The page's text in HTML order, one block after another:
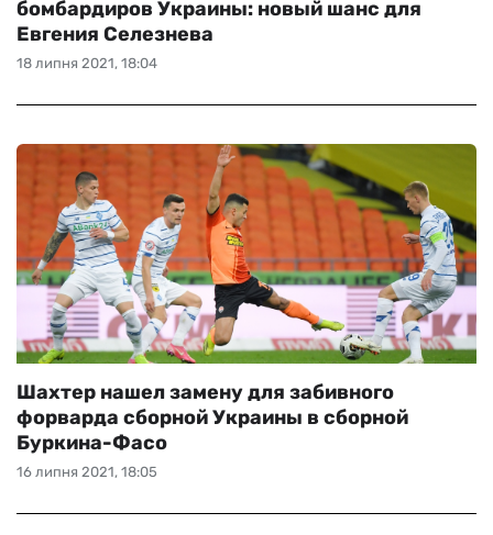
18 липня 2021, 18:04
бомбардиров Украины: новый шанс для
Евгения Селезнева
16 липня 2021, 18:05
Шахтер нашел замену для забивного
форварда сборной Украины в сборной
Буркина-Фасо